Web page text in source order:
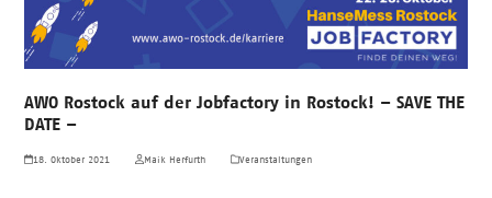
AWO Rostock auf der Jobfactory in Rostock! – SAVE THE
DATE –
18. Oktober 2021 Maik Herfurth Veranstaltungen